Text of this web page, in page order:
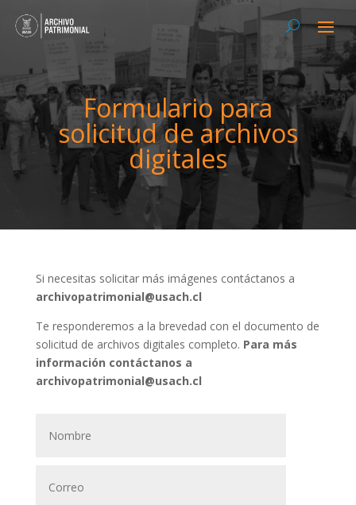
Formulario para
solicitud de archivos
digitales
Si necesitas solicitar más imágenes contáctanos a
archivopatrimonial@usach.cl
Te responderemos a la brevedad con el documento de
solicitud de archivos digitales completo. Para más
información contáctanos a
archivopatrimonial@usach.cl